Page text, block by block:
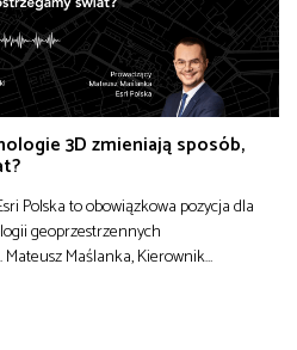
3D zmieniają sposób,
Polska to obowiązkowa pozycja dla
geoprzestrzennych
Maślanka, Kierownik…